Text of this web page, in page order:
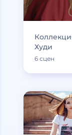
Худи
6 сцен